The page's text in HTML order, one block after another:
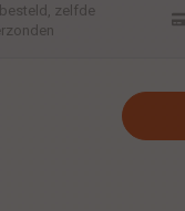
zelfde